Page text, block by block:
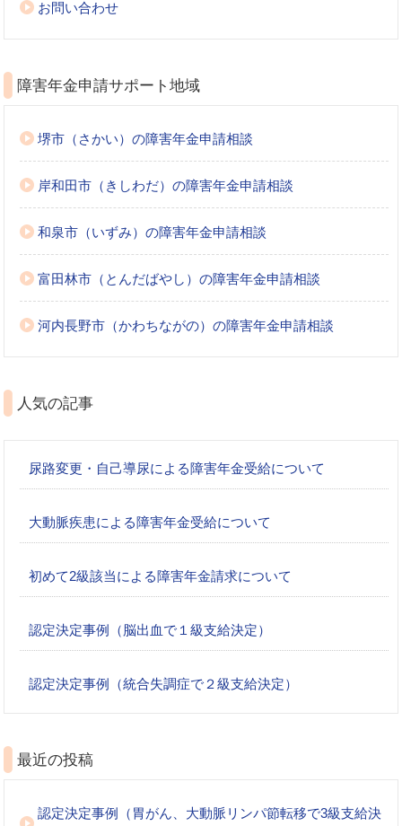
お問い合わせ
障害年金申請サポート地域
堺市（さかい）の障害年金申請相談
岸和田市（きしわだ）の障害年金申請相談
和泉市（いずみ）の障害年金申請相談
富田林市（とんだばやし）の障害年金申請相談
河内長野市（かわちながの）の障害年金申請相談
人気の記事
尿路変更・自己導尿による障害年金受給について
大動脈疾患による障害年金受給について
初めて2級該当による障害年金請求について
認定決定事例（脳出血で１級支給決定）
認定決定事例（統合失調症で２級支給決定）
最近の投稿
認定決定事例（胃がん、大動脈リンパ節転移で3級支給決